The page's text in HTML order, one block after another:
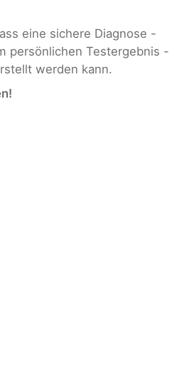
eine sichere Diagnose -
persönlichen Testergebnis -
werden kann.